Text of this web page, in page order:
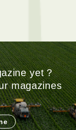
yet？
magazines